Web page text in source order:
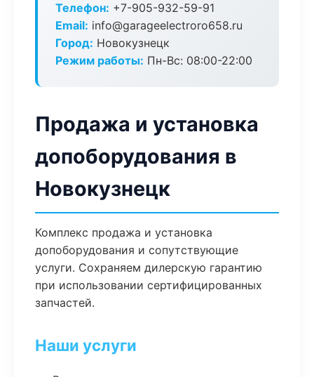
Телефон: +7-905-932-59-91
Email: info@garageelectroro658.ru
Город: Новокузнецк
Режим работы: Пн-Вс: 08:00-22:00
Продажа и установка
допоборудования в
Новокузнецк
Комплекс продажа и установка
допоборудования и сопутствующие
услуги. Сохраняем дилерскую гарантию
при использовании сертифицированных
запчастей.
Наши услуги